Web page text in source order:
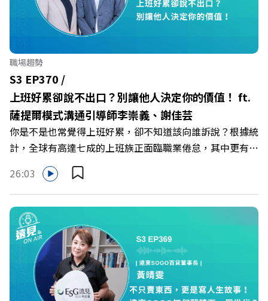
「社會處方」 🔺超高加盟成功率！為無數女性圓夢的「女
力互助與微型創業平台」 主持人／遠見雜誌副社長兼遠見
智庫總編輯 李建興 與談人／可爾姿Curves台灣執行長 林宏
遠 +++++ 🫧清除腦袋的盲點，也順手理清生活的雜亂。 點
開看質感養成術>> https://gvmkt.pse.is/9al3px ✨關注
《遠見》更多的社群： LINE：https://reurl.cc/A4ELQp
IG：https://bit.ly/3AjBWNV YT：https://bit.ly/38jNi9k
Powered by Firstory Hosting
職場趨勢
S3 EP370 /
上班好累卻說不出口？別讓他人決定你的價值！ ft.
薩提爾模式溝通引導師李崇義、謝佳芸
你是不是也常覺得上班好累，卻不知道該向誰訴說？根據統
計，全球有高達七成的上班族正面臨職業倦怠，其中更有三
成默默承受著「沉默的倦怠」。當主管的期待、同儕的競爭
與承上啟下的壓力成為日常，身在職場的我們該如何停止無
止境的自我懷疑，在人際風暴中找回安頓內心的力量？ 本
集《遠見ON AIR》邀請新書《透視職場冰山》作者、薩提
爾模式溝通引導師李崇義與謝佳芸，教你如何看穿職場底層
的應對姿態，以及在緊湊的職場節奏中，修煉安頓心法！
🔺你的自我價值，難道只能由考績和主管來決定？ 🔺你或
你的同事，正在用哪種「不一致」的姿態應對壓力？ 🔺如
何在中高壓的「三明治主管」困境中全身而退？ 主持人／
26:03